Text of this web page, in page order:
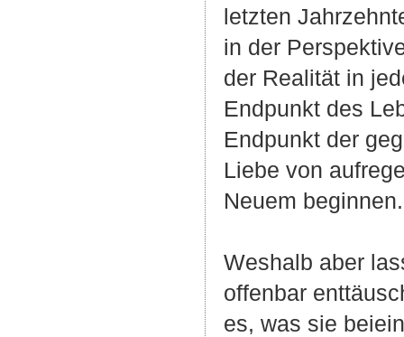
letzten
in der
der Realität in
Endpunkt des
Endpunkt der
Liebe von
Neuem beginnen.
Weshalb aber
offenbar
es, was sie